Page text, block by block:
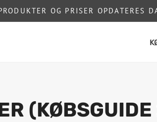
OG PRISER OPDATERES